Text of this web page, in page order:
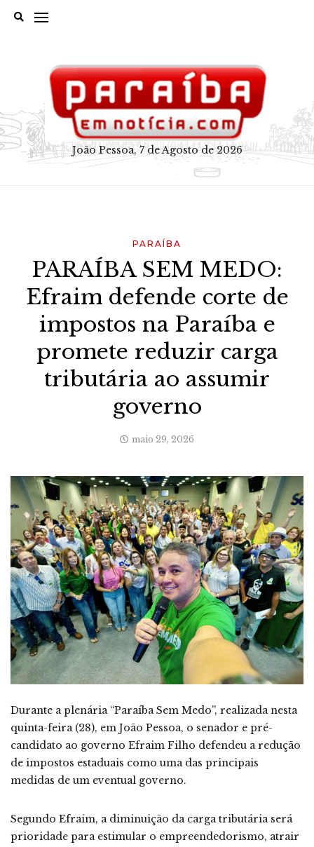
João Pessoa, 7 de Agosto de 2026
PARAÍBA
PARAÍBA SEM MEDO:
Efraim defende corte de
impostos na Paraíba e
promete reduzir carga
tributária ao assumir
governo
maio 29, 2026
Durante a plenária “Paraíba Sem Medo”, realizada nesta
quinta-feira (28), em João Pessoa, o senador e pré-
candidato ao governo Efraim Filho defendeu a redução
de impostos estaduais como uma das principais
medidas de um eventual governo.
Segundo Efraim, a diminuição da carga tributária será
prioridade para estimular o empreendedorismo, atrair